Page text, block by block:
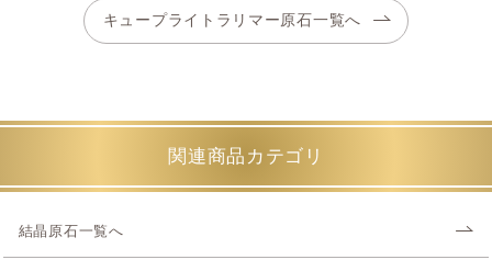
キュープライトラリマー原石一覧へ
関連商品カテゴリ
結晶原石一覧へ